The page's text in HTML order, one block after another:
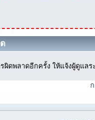
ผิดพลาดอีกครั้ง ให้แจ้งผู้ดูแลร